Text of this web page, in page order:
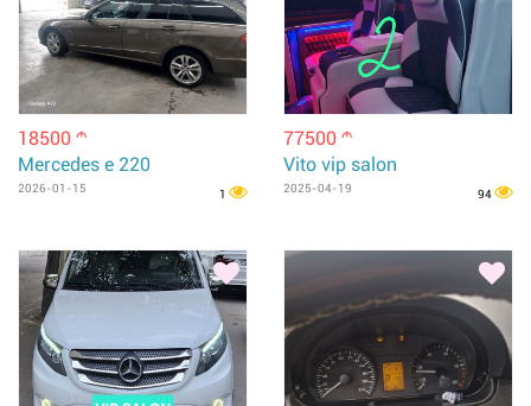
18500 m
Mercedes e 220
2026-01-15 1
77500 m
Vito vip salon
2025-04-19 94